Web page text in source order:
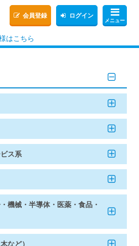
メニュー
会員登録 ログイン
はこちら
ス系
機械・半導体・医薬・食品・
など）